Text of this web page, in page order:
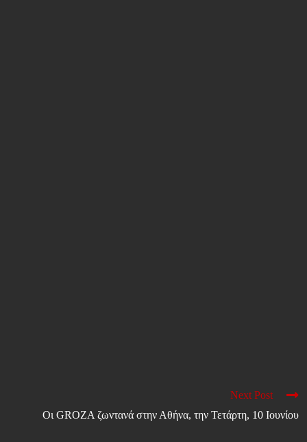
Next Post
Οι GROZA ζωντανά στην Αθήνα, την Τετάρτη, 10 Ιουνίου